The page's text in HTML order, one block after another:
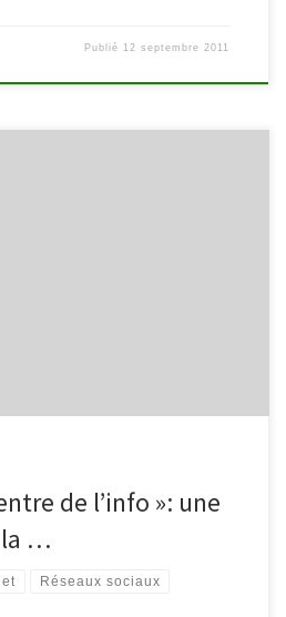
Publié 12 septembre 2011
de l’info »: une
la …
Réseaux sociaux